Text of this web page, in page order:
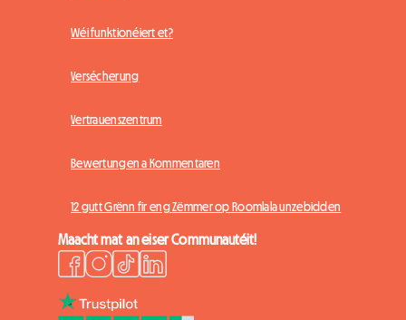
Wéi funktionéiert et?
Versécherung
Vertrauenszentrum
Bewertungen a Kommentaren
12 gutt Grënn fir eng Zëmmer op Roomlala unzebidden
Maacht mat an eiser Communautéit!